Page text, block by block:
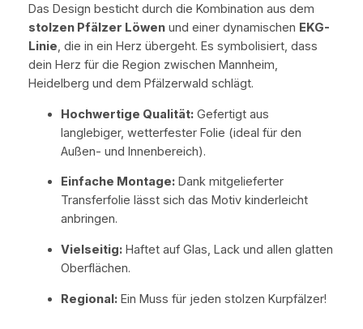
f
k
l
e
b
Das Design besticht durch die Kombination aus dem
stolzen Pfälzer Löwenund einer dynamischen EKG-
Linie, die in ein Herz übergeht. Es symbolisiert, dass
dein Herz für die Region zwischen Mannheim,
Heidelberg und dem Pfälzerwald schlägt.
Hochwertige Qualität:Gefertigt aus
langlebiger, wetterfester Folie (ideal für den
Außen- und Innenbereich).
Einfache Montage:Dank mitgelieferter
Transferfolie lässt sich das Motiv kinderleicht
anbringen.
Vielseitig:Haftet auf Glas, Lack und allen glatten
Oberflächen.
Regional:Ein Muss für jeden stolzen Kurpfälzer!